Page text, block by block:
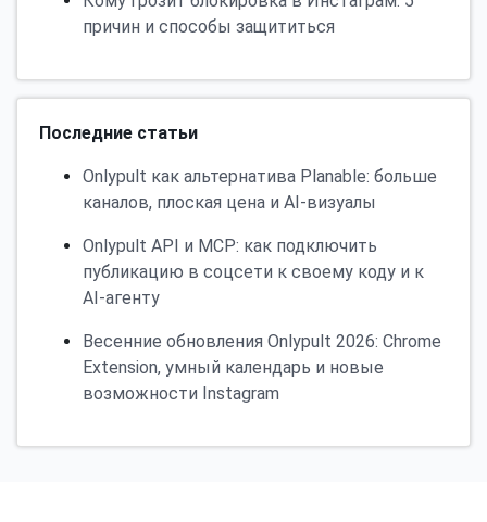
причин и способы защититься
Последние статьи
Onlypult как альтернатива Planable: больше
каналов, плоская цена и AI-визуалы
Onlypult API и MCP: как подключить
публикацию в соцсети к своему коду и к
AI-агенту
Весенние обновления Onlypult 2026: Chrome
Extension, умный календарь и новые
возможности Instagram